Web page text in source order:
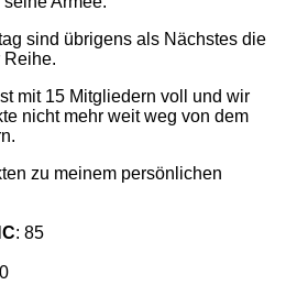
sind übrigens als Nächstes die
Reihe.
mit 15 Mitgliedern voll und wir
nicht mehr weit weg von dem
zu meinem persönlichen
: 85